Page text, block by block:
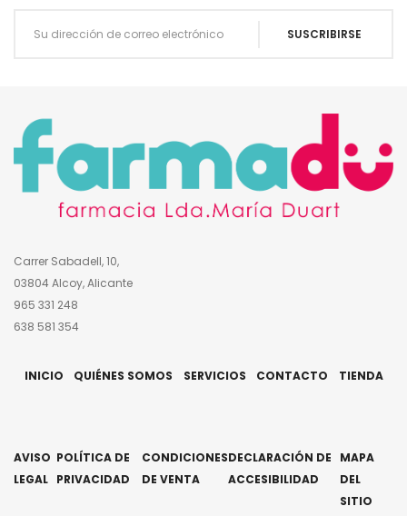
Carrer Sabadell, 10,
03804 Alcoy, Alicante
965 331 248
638 581 354
INICIO QUIÉNES SOMOS SERVICIOS CONTACTO TIENDA
AVISO
LEGAL
POLÍTICA DE
PRIVACIDAD
CONDICIONES
DE VENTA
DECLARACIÓN DE
ACCESIBILIDAD
MAPA
DEL
SITIO